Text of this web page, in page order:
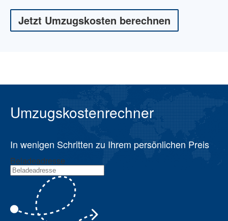
Jetzt Umzugskosten berechnen
Umzugskostenrechner
In wenigen Schritten zu Ihrem persönlichen Preis
Beladeadresse